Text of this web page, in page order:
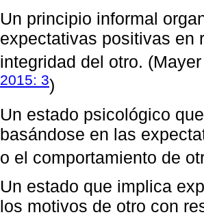
Un principio informal
expectativas positivas en
integridad del otro.
2015: 3)
Un estado psicológico
basándose en las
o el comportamiento de
Un estado que implica
los motivos de otro con